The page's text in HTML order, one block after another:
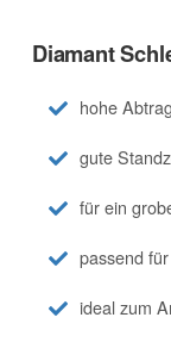
Diamant
hohe
gute
für ein
passend
ideal zum